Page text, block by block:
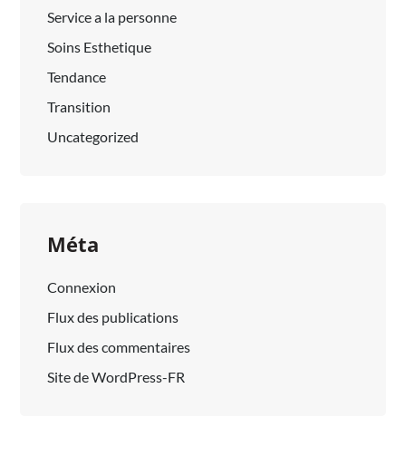
Service a la personne
Soins Esthetique
Tendance
Transition
Uncategorized
Méta
Connexion
Flux des publications
Flux des commentaires
Site de WordPress-FR